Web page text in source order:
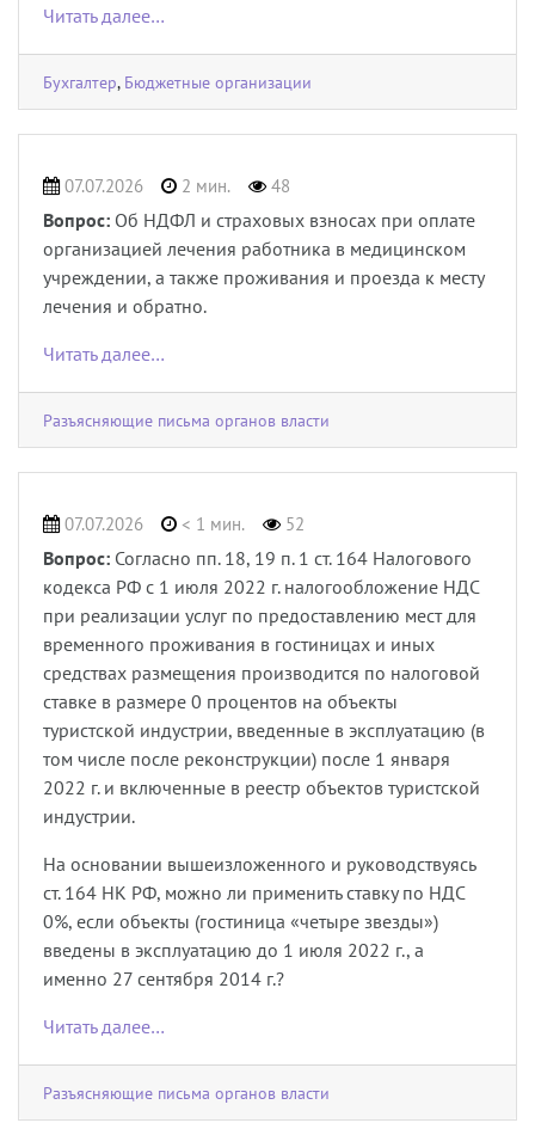
Читать далее…
Бухгалтер, Бюджетные организации
07.07.2026 2 мин. 48
Вопрос: Об НДФЛ и страховых взносах при оплате
организацией лечения работника в медицинском
учреждении, а также проживания и проезда к месту
лечения и обратно.
Читать далее…
Разъясняющие письма органов власти
07.07.2026 < 1 мин. 52
Вопрос: Согласно пп. 18, 19 п. 1 ст. 164 Налогового
кодекса РФ с 1 июля 2022 г. налогообложение НДС
при реализации услуг по предоставлению мест для
временного проживания в гостиницах и иных
средствах размещения производится по налоговой
ставке в размере 0 процентов на объекты
туристской индустрии, введенные в эксплуатацию (в
том числе после реконструкции) после 1 января
2022 г. и включенные в реестр объектов туристской
индустрии.
На основании вышеизложенного и руководствуясь
ст. 164 НК РФ, можно ли применить ставку по НДС
0%, если объекты (гостиница «четыре звезды»)
введены в эксплуатацию до 1 июля 2022 г., а
именно 27 сентября 2014 г.?
Читать далее…
Разъясняющие письма органов власти